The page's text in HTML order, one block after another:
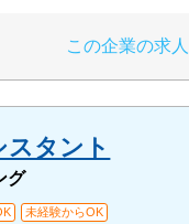
この企業の求
スタント
グ
未経験からOK